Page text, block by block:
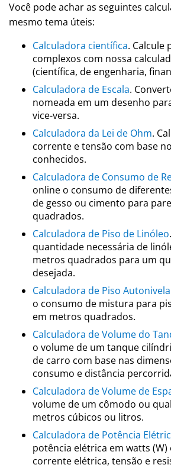
Você pode achar as seguintes
mesmo tema úteis:
Calculadora científica. Calcule
complexos com nossa
(científica, de engenharia,
Calculadora de Escala.
nomeada em um desenho
vice-versa.
Calculadora da Lei de Ohm.
corrente e tensão com base
conhecidos.
Calculadora de Consumo de
online o consumo de
de gesso ou cimento para
quadrados.
Calculadora de Piso de Linóleo
quantidade necessária de
metros quadrados para um
desejada.
Calculadora de Piso
o consumo de mistura para
em metros quadrados.
Calculadora de Volume do
o volume de um tanque
de carro com base nas
consumo e distância
Calculadora de Volume de
volume de um cômodo ou
metros cúbicos ou litros.
Calculadora de Potência
potência elétrica em watts (W)
corrente elétrica, tensão e